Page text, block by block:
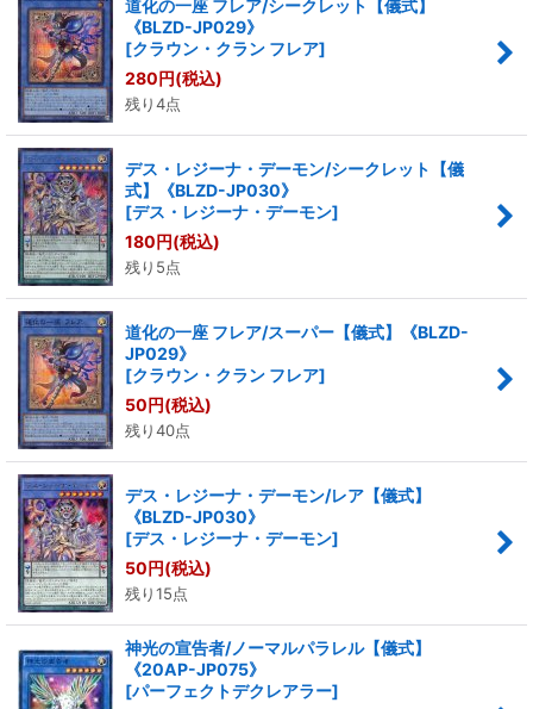
道化の一座 フレア/シークレット【儀式】
《BLZD-JP029》
[クラウン・クラン フレア]
280円(税込)
残り4点
デス・レジーナ・デーモン/シークレット【儀
式】《BLZD-JP030》
[デス・レジーナ・デーモン]
180円(税込)
残り5点
道化の一座 フレア/スーパー【儀式】《BLZD-
JP029》
[クラウン・クラン フレア]
50円(税込)
残り40点
デス・レジーナ・デーモン/レア【儀式】
《BLZD-JP030》
[デス・レジーナ・デーモン]
50円(税込)
残り15点
神光の宣告者/ノーマルパラレル【儀式】
《20AP-JP075》
[パーフェクトデクレアラー]